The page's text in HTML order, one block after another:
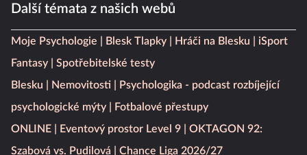
Další témata z našich webů
Moje Psychologie Blesk Tlapky Hráči na Blesku
iSport
Fantasy
Spotřebitelské testy
Blesku
Nemovitosti
Psychologika - podcast rozbíjející
psychologické mýty
Fotbalové přestupy
ONLINE
Eventový prostor Level 9
OKTAGON 92:
Szabová vs. Pudilová
Chance Liga 2026/27